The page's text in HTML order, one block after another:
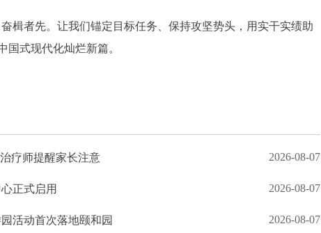
楫者先。让我们锚定目标任务、保持攻坚势头，用实干实绩助
国式现代化灿烂新篇。
疗师提醒家长注意 2026-08-07
正式启用 2026-08-07
活动首次落地颐和园 2026-08-07